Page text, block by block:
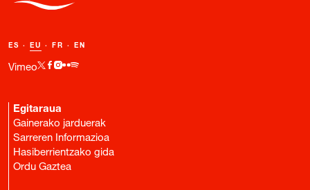
Vimeo
ES · EU · FR · EN
Egitaraua
Gainerako jarduerak
Sarreren Informazioa
Hasiberrientzako gida
Ordu Gaztea